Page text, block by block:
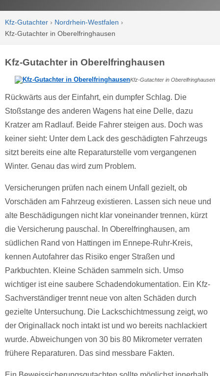
Kfz-Gutachter › Nordrhein-Westfalen ›
Kfz-Gutachter in Oberelfringhausen
Kfz-Gutachter in Oberelfringhausen
Kfz-Gutachter in Oberelfringhausen
Rückwärts aus der Einfahrt, ein dumpfer Schlag. Die
Stoßstange des anderen Wagens hat eine Delle, dazu
Kratzer am Radlauf. Beide Fahrer steigen aus. Doch was
keiner sieht: Unter dem Lack des geschädigten Fahrzeugs
sitzt bereits eine alte Reparaturstelle vom vergangenen
Winter. Genau das wird zum Problem.
Versicherungen prüfen nach einem Unfall gezielt, ob
Vorschäden am Fahrzeug existieren. Lassen sich neue und
alte Beschädigungen nicht klar voneinander trennen, kürzt
die Versicherung pauschal. In Oberelfringhausen, am
südlichen Rand von Hattingen im Ennepe-Ruhr-Kreis,
kennen Autofahrer das Risiko enger Straßen und
Parkbuchten. Kleine Schäden sammeln sich. Umso
wichtiger ist eine saubere Schadendokumentation. Ein Kfz-
Sachverständiger trennt neue von alten Schäden durch
gezielte Untersuchung. Die Lackschichtmessung zeigt, wo
der Originallack noch intakt ist und wo bereits nachlackiert
wurde. Abweichungen von 30 bis 80 Mikrometer verraten
frühere Reparaturen. Das sind messbare Fakten.